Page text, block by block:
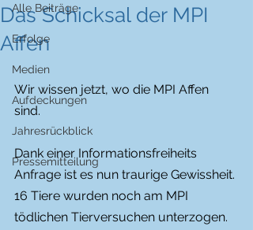
Alle Beiträge
Erfolge
Medien
Aufdeckungen
Jahresrückblick
Pressemitteilung
Das Schicksal der MPI
Affen
Wir wissen jetzt, wo die MPI Affen
sind.
Dank einer Informationsfreiheits
Anfrage ist es nun traurige Gewissheit.
16 Tiere wurden noch am MPI
tödlichen Tierversuchen unterzogen.